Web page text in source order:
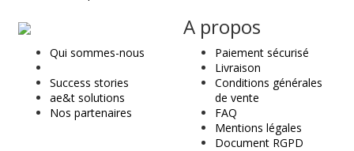
ae
&
t
Qui sommes-nous
Success stories
ae&t solutions
Nos partenaires
A propos
Paiement sécurisé
Livraison
Conditions générales
de vente
FAQ
Mentions légales
Document RGPD